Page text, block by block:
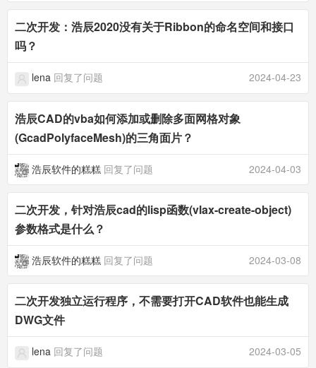
二次开发：浩辰2020没有关于Ribbon的命名空间和接口
吗？
lena 回复了问题 2024-04-23
浩辰CAD的vba如何添加或删除多面网格对象
(GcadPolyfaceMesh)的三角面片？
浩辰软件的糕糕 回复了问题 2024-04-03
二次开发，针对浩辰cad的lisp函数(vlax-create-object)
参数格式是什么？
浩辰软件的糕糕 回复了问题 2024-03-08
二次开发独立运行程序，不需要打开CAD软件也能生成
DWG文件
lena 回复了问题 2024-03-05